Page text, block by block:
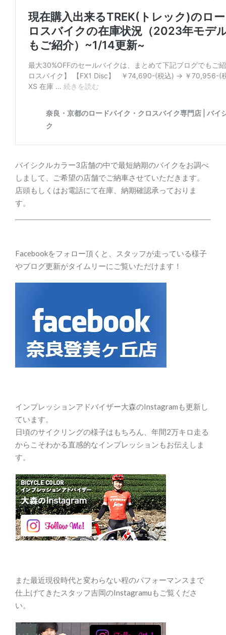
バイシクルカラー3店舗の中で最短納期のバイクをお調べ
しまして、ご希望の店舗でご納車させていただきます。
店頭もしくはお電話にて在庫、納期確認承っておりま
す。
Facebookをフォロー頂くと、スタッフが走っている様子
やブログ更新がタイムリーにご覧いただけます！
インプレッションアドバイザー大森のInstagramも更新し
ています。
日頃のサイクリングの様子はもちろん、年間2万キロ走る
からこそわかる直感的なインプレッションもお伝えしま
す。
また最近現役時代と変わらない程のパフォーマンスまで
仕上げてきたスタッフ吉岡のInstagramuもご覧くださ
い。